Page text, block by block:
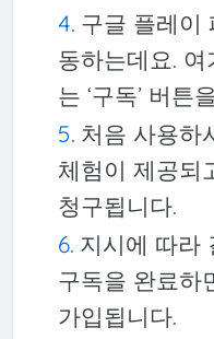
구글 플레이
동하는데요. 여
는 ‘구독’ 버튼
처음 사용하
체험이 제공되
청구됩니다.
지시에 따라
구독을 완료하
가입됩니다.